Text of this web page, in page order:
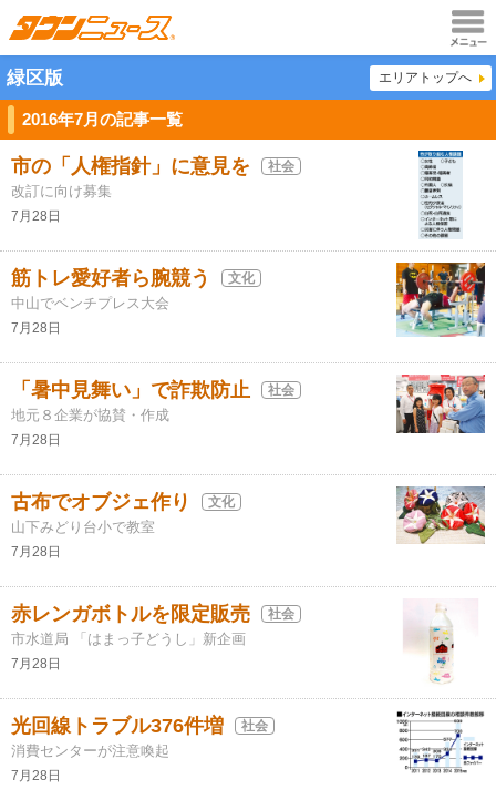
メニュ
ー
緑区版 エリアトップへ
2016年7月の記事一覧
市の「人権指針」に意見を 社会
改訂に向け募集
7月28日
筋トレ愛好者ら腕競う 文化
中山でベンチプレス大会
7月28日
「暑中見舞い」で詐欺防止 社会
地元８企業が協賛・作成
7月28日
古布でオブジェ作り 文化
山下みどり台小で教室
7月28日
赤レンガボトルを限定販売 社会
市水道局 「はまっ子どうし」新企画
7月28日
光回線トラブル376件増 社会
消費センターが注意喚起
7月28日